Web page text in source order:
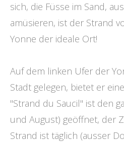
sich, die Füsse im Sand,
amüsieren, ist der Strand
Yonne der ideale Ort!
Auf dem linken Ufer der
Stadt gelegen, bietet er
''Strand du Saucil'' ist den
und August) geöffnet, der
Strand ist täglich (ausser